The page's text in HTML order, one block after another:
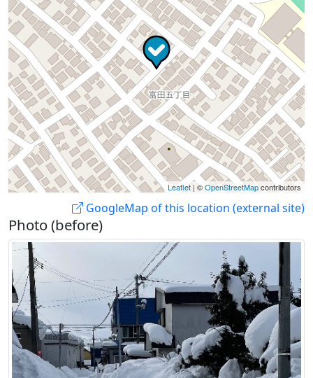
Leaflet | ©OpenStreetMapcontributors
GoogleMap of this location (external site)
Photo (before)